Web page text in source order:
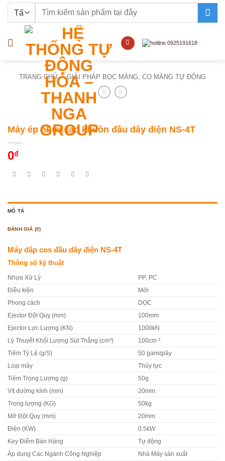
nội
Tìm
TRANG CHỦ / GIẢI PHÁP BỌC MÀNG, CO MÀNG TỰ ĐỘNG
Máy ép nhựa tạo khuôn đầu dây điện NS-4T
0₫
MÔ TẢ
ĐÁNH GIÁ (0)
Máy dập cos đầu dây điện NS-4T
Thông số kỹ thuật
Nhựa Xử Lý PP, PC
Điều kiện Mới
Phong cách DỌC
Ejector Đột Quỵ (mm) 100mm
Ejector Lực Lượng (KN) 1000kN
Lý Thuyết Khối Lượng Sút Thẳng (cm³) 100cm ³
Tiêm Tỷ Lệ (g/S) 50 gam/giây
Loại máy Thủy lực
Tiêm Trọng Lượng (g) 50g
Vít đường kính (mm) 20mm
Trọng lượng (KG) 50kg
Mở Đột Quỵ (mm) 20mm
Điện (KW) 0.5kW
Key Điểm Bán Hàng Tự động
Áp dụng Các Ngành Công Nghiệp Nhà Máy sản xuất